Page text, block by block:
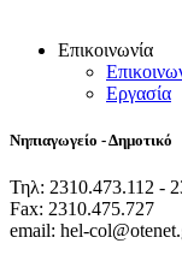
Επικοινωνία
Εργασία
Νηπιαγωγείο - Δημοτικό
Τηλ: 2310.473.112 -
Fax: 2310.475.727
email: hel-